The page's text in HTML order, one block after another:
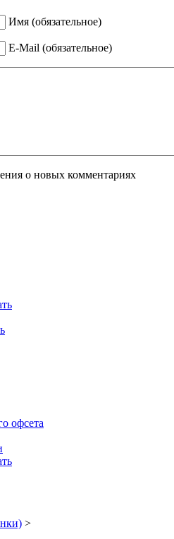
Имя (обязательное)
E-Mail (обязательное)
о новых комментариях
офсета
>